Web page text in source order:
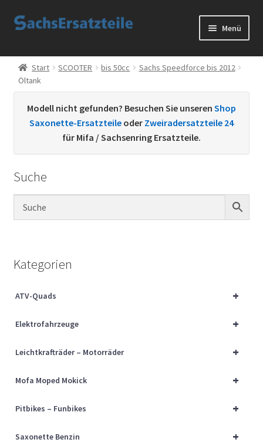
Zur
Zum
Menü
Start
AGB
Datenschutzerklärung
Kontakt
Sachs Ersatzteile
Über uns
Start SCOOTER bis 50cc
Sachs Speedforce bis 2012
Öltank
Modell nicht gefunden? Besuchen Sie unseren Shop
Saxonette-Ersatzteile oder Zweiradersatzteile 24
für Mifa / Sachsenring Ersatzteile.
Suche
Kategorien
+
ATV-Quads
+
Elektrofahrzeuge
+
Leichtkrafträder – Motorräder
+
Mofa Moped Mokick
+
Pitbikes – Funbikes
+
Saxonette Benzin